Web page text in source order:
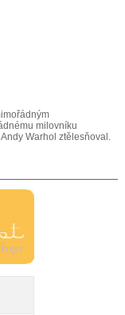
milovníku
Warhol ztělesňoval.